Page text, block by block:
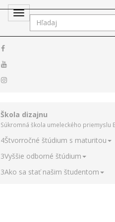
Toggle
navigation
Škola dizajnu
Súkromná škola umeleckého priemyslu
4Štvorročné štúdium s maturitou
3Vyššie odborné štúdium
3Ako sa stať našim študentom